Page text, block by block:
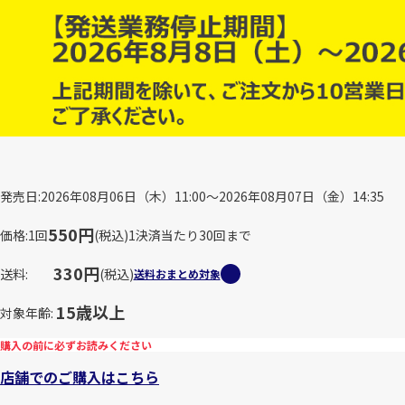
発売日 2026年08月06日（木）11:00～2026年08月07日（金）14:35
価格 1回550円(税込)1決済当たり30回まで
送料 330円(税込)送料おまとめ対象
対象年齢 15歳以上
購入の前に必ずお読みください
店舗でのご購入はこちら